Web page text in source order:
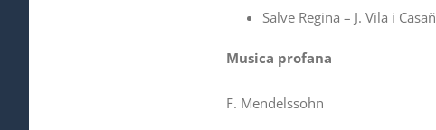
Salve Regina – J. Vila i
Musica profana
F. Mendelssohn